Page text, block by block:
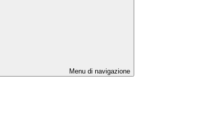
Menu di navigazione